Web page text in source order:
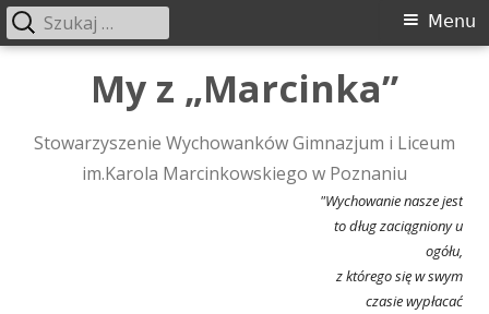
My z „Marcinka”
Stowarzyszenie Wychowanków Gimnazjum i Liceum
im.Karola Marcinkowskiego w Poznaniu
"Wychowanie nasze jest
to dług zaciągniony u
ogółu,
z którego się w swym
czasie wypłacać
Menu
główne
Menu
Szukaj: